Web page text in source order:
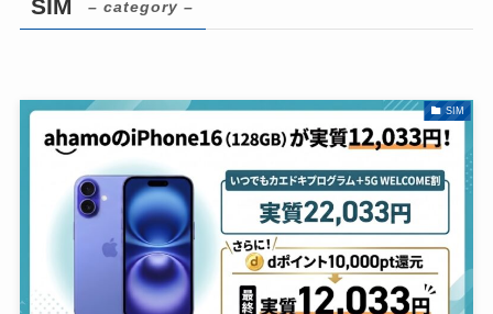
SIM – category –
SIM